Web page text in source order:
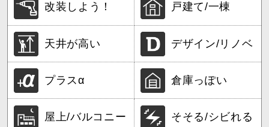
改装しよう！ 戸建て/一棟
天井が高い デザイン/リノベ
プラスα 倉庫っぽい
屋上/バルコニー そそる/シビれる